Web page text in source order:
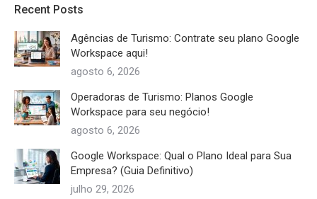
Recent Posts
Agências de Turismo: Contrate seu plano Google
Workspace aqui!
agosto 6, 2026
Operadoras de Turismo: Planos Google
Workspace para seu negócio!
agosto 6, 2026
Google Workspace: Qual o Plano Ideal para Sua
Empresa? (Guia Definitivo)
julho 29, 2026